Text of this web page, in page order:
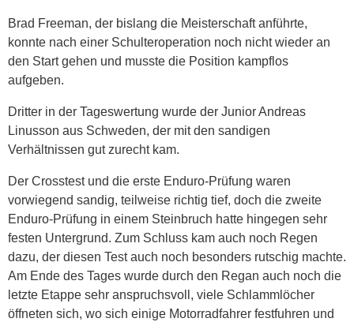
Brad Freeman, der bislang die Meisterschaft anführte,
konnte nach einer Schulteroperation noch nicht wieder an
den Start gehen und musste die Position kampflos
aufgeben.
Dritter in der Tageswertung wurde der Junior Andreas
Linusson aus Schweden, der mit den sandigen
Verhältnissen gut zurecht kam.
Der Crosstest und die erste Enduro-Prüfung waren
vorwiegend sandig, teilweise richtig tief, doch die zweite
Enduro-Prüfung in einem Steinbruch hatte hingegen sehr
festen Untergrund. Zum Schluss kam auch noch Regen
dazu, der diesen Test auch noch besonders rutschig machte.
Am Ende des Tages wurde durch den Regan auch noch die
letzte Etappe sehr anspruchsvoll, viele Schlammlöcher
öffneten sich, wo sich einige Motorradfahrer festfuhren und